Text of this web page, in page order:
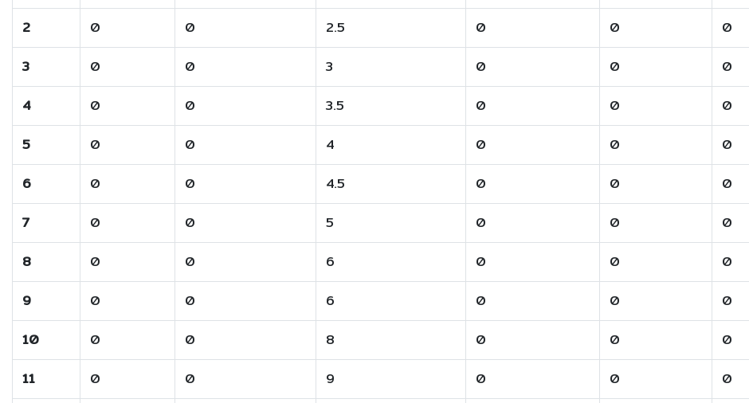
2
0 0 2.5 0 0 0
3
0 0 3 0 0 0
4
0 0 3.5 0 0 0
5
0 0 4 0 0 0
6
0 0 4.5 0 0 0
7
0 0 5 0 0 0
8
0 0 6 0 0 0
9
0 0 6 0 0 0
10
0 0 8 0 0 0
11
0 0 9 0 0 0